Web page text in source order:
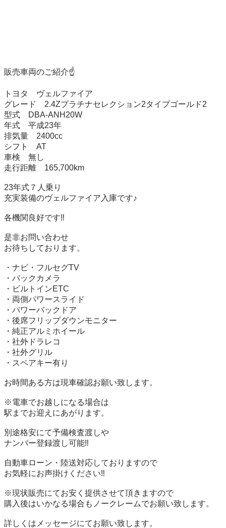
販売車両のご紹介☝️
トヨタ　ヴェルファイア
グレード　2.4Zプラチナセレクション2タイプゴールド2
型式　DBA-ANH20W
年式　平成23年
排気量　2400cc
シフト　AT
車検　無し
走行距離　165,700km
23年式７人乗り
充実装備のヴェルファイア入庫です♪
各機関良好です‼︎
是非お問い合わせ
お待ちしております。
・ナビ・フルセグTV
・バックカメラ
・ビルトインETC
・両側パワースライド
・パワーバックドア
・後席フリップダウンモニター
・純正アルミホイール
・社外ドラレコ
・社外グリル
・スペアキー有り
お時間ある方は現車確認お願い致します。
※電車でお越しになる場合は
駅までお迎えにあがります。
別途格安にて予備検査渡しや
ナンバー登録渡し可能‼︎
自動車ローン・陸送対応しておりますので
お気軽にお声掛けください‼︎
※現状販売にてお安く提供させて頂きますので
購入後はいかなる場合もノークレームでお願い致します。
詳しくはメッセージにてお願い致します。